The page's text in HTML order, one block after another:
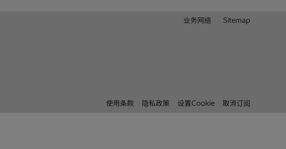
业务网络 Sitemap
使用条款 隐私政策 设置Cookie 取消订阅